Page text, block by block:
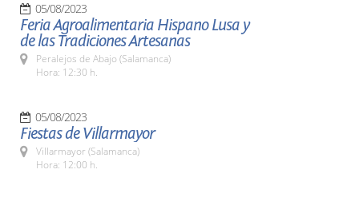
05/08/2023
Feria Agroalimentaria Hispano Lusa y
de las Tradiciones Artesanas
Peralejos de Abajo (Salamanca)
Hora: 12:30 h.
05/08/2023
Fiestas de Villarmayor
Villarmayor (Salamanca)
Hora: 12:00 h.